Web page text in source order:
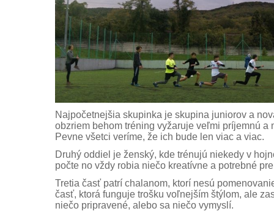
Najpočetnejšia skupinka je skupina juniorov a
obzriem behom tréning vyžaruje veľmi príjemnú a
Pevne všetci veríme, že ich bude len viac a viac.
Druhý oddiel je ženský, kde trénujú niekedy v
počte no vždy robia niečo kreatívne a potrebné
Tretia časť patrí chalanom, ktorí nesú
časť, ktorá funguje trošku voľnejším štýlom, ale
niečo pripravené, alebo sa niečo vymyslí.